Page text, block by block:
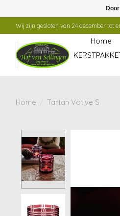
Wij zijn gesloten van 24 december tot
Home
Home Tartan Votive S